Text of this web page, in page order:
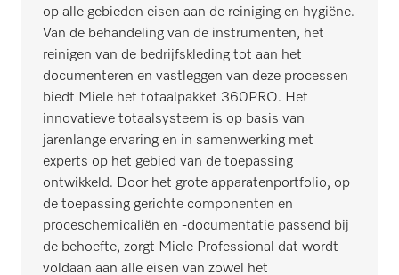
op alle gebieden eisen aan de reiniging en hygiëne.
Van de behandeling van de instrumenten, het
reinigen van de bedrijfskleding tot aan het
documenteren en vastleggen van deze processen
biedt Miele het totaalpakket 360PRO. Het
innovatieve totaalsysteem is op basis van
jarenlange ervaring en in samenwerking met
experts op het gebied van de toepassing
ontwikkeld. Door het grote apparatenportfolio, op
de toepassing gerichte componenten en
proceschemicaliën en -documentatie passend bij
de behoefte, zorgt Miele Professional dat wordt
voldaan aan alle eisen van zowel het